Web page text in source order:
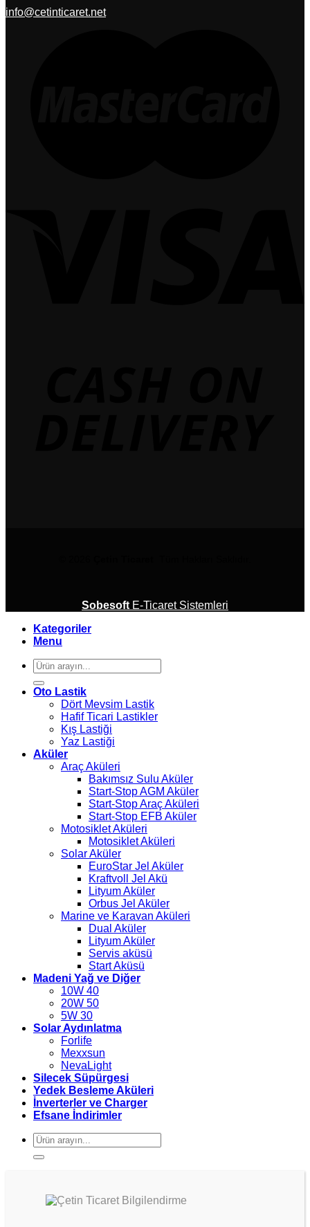
info@cetinticaret.net
Sobesoft E-Ticaret Sistemleri
Kategoriler
Menu
Ara:
Oto Lastik
Dört Mevsim Lastik
Hafif Ticari Lastikler
Kış Lastiği
Yaz Lastiği
Aküler
Araç Aküleri
Bakımsız Sulu Aküler
Start-Stop AGM Aküler
Start-Stop Araç Aküleri
Start-Stop EFB Aküler
Motosiklet Aküleri
Motosiklet Aküleri
Solar Aküler
EuroStar Jel Aküler
Kraftvoll Jel Akü
Lityum Aküler
Orbus Jel Aküler
Marine ve Karavan Aküleri
Dual Aküler
Lityum Aküler
Servis aküsü
Start Aküsü
Madeni Yağ ve Diğer
10W 40
20W 50
5W 30
Solar Aydınlatma
Forlife
Mexxsun
NevaLight
Silecek Süpürgesi
Yedek Besleme Aküleri
İnverterler ve Charger
Efsane İndirimler
Ara: